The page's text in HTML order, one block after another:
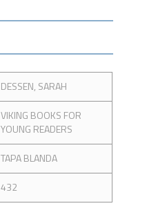
DESSEN, SARAH
VIKING BOOKS FOR
YOUNG READERS
TAPA BLANDA
432